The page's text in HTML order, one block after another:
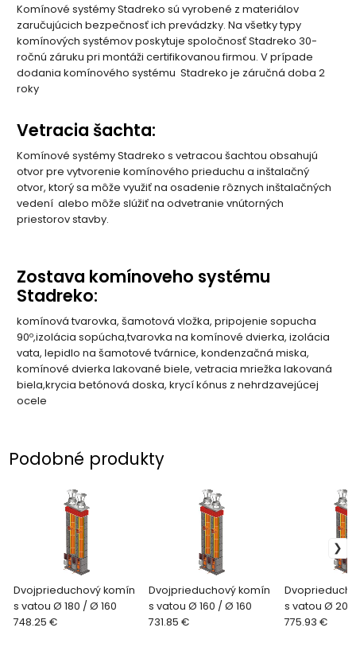
Komínové systémy Stadreko sú vyrobené z materiálov
zaručujúcich bezpečnosť ich prevádzky. Na všetky typy
komínových systémov poskytuje spoločnosť Stadreko 30-
ročnú záruku pri montáži certifikovanou firmou. V prípade
dodania komínového systému Stadreko je záručná doba 2
roky
Vetracia šachta:
Komínové systémy Stadreko s vetracou šachtou obsahujú
otvor pre vytvorenie komínového prieduchu a inštalačný
otvor, ktorý sa môže využiť na osadenie rôznych inštalačných
vedení alebo môže slúžiť na odvetranie vnútorných
priestorov stavby.
Zostava komínoveho systému
Stadreko:
komínová tvarovka, šamotová vložka, pripojenie sopucha
90º,izolácia sopúcha,tvarovka na komínové dvierka, izolácia
vata,lepidlo na šamotové tvárnice, kondenzačná miska,
komínové dvierka lakované biele, vetracia mriežka lakovaná
biela,krycia betónová doska, krycí kónus z nehrdzavejúcej
ocele
Podobné produkty
Dvojprieduchový komín
s vatou Ø 180 / Ø 160
748.25 €
Dvojprieduchový komín
s vatou Ø 160 / Ø 160
731.85 €
s vatou Ø
775.93 €